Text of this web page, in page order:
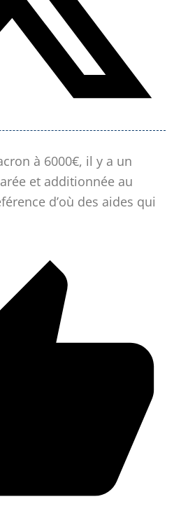
à 6000€, il y a un
et additionnée au
d’où des aides qui